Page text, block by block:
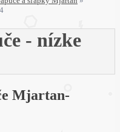
- nízke
Mjartan-